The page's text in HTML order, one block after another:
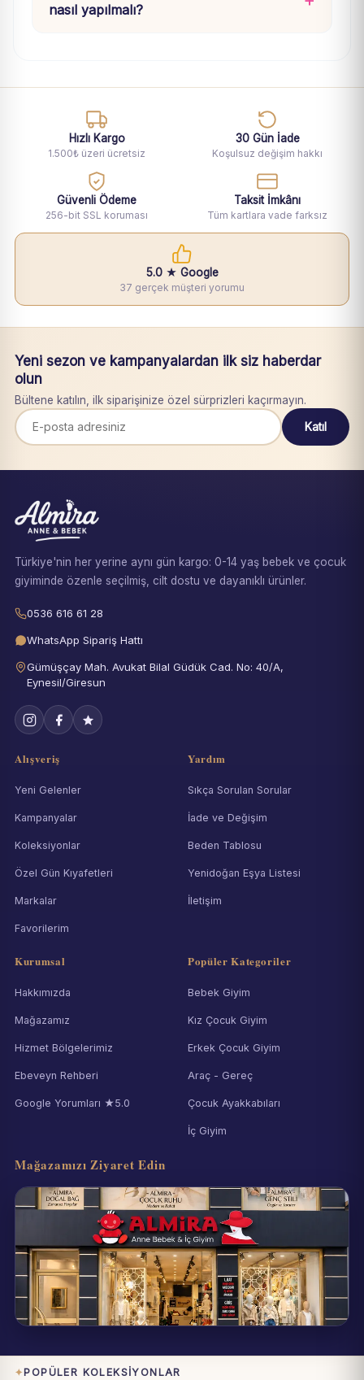
nasıl yapılmalı?
Hızlı Kargo
1.500₺ üzeri ücretsiz
30 Gün İade
Koşulsuz değişim hakkı
Güvenli Ödeme
256-bit SSL koruması
Taksit İmkânı
Tüm kartlara vade farksız
5.0 ★ Google
37 gerçek müşteri yorumu
Yeni sezon ve kampanyalardan ilk siz haberdar
olun
Bültene katılın, ilk siparişinize özel sürprizleri kaçırmayın.
Katıl
Türkiye'nin her yerine aynı gün kargo: 0-14 yaş bebek ve çocuk
giyiminde özenle seçilmiş, cilt dostu ve dayanıklı ürünler.
0536 616 61 28
WhatsApp Sipariş Hattı
Gümüşçay Mah. Avukat Bilal Güdük Cad. No: 40/A,
Eynesil/Giresun
Alışveriş
Yeni Gelenler
Kampanyalar
Koleksiyonlar
Özel Gün Kıyafetleri
Markalar
Favorilerim
Yardım
Sıkça Sorulan Sorular
İade ve Değişim
Beden Tablosu
Yenidoğan Eşya Listesi
İletişim
Kurumsal
Hakkımızda
Mağazamız
Hizmet Bölgelerimiz
Ebeveyn Rehberi
Google Yorumları ★5.0
Popüler Kategoriler
Bebek Giyim
Kız Çocuk Giyim
Erkek Çocuk Giyim
Araç - Gereç
Çocuk Ayakkabıları
İç Giyim
Mağazamızı Ziyaret Edin
Eynesil / Giresun
Pazartesi–Cumartesi 09:00–19:00
POPÜLER KOLEKSIYONLAR